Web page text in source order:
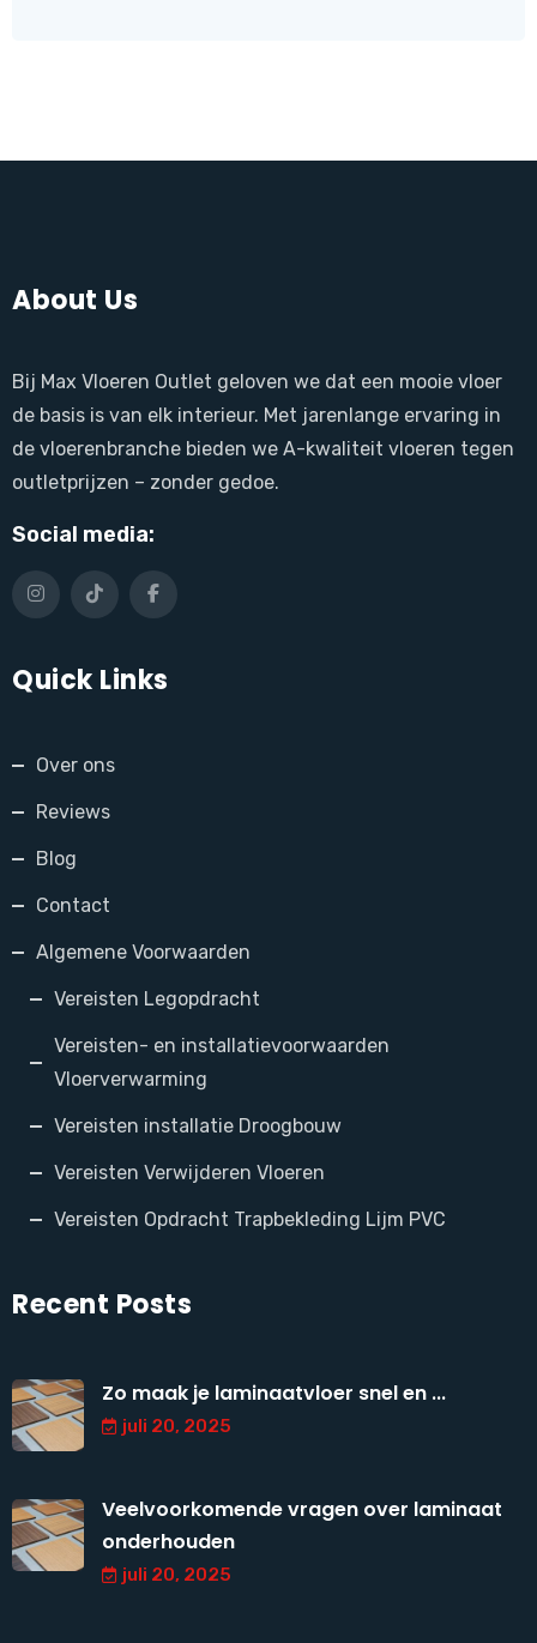
About Us
Bij Max Vloeren Outlet geloven we dat een mooie vloer
de basis is van elk interieur. Met jarenlange ervaring in
de vloerenbranche bieden we A-kwaliteit vloeren tegen
outletprijzen – zonder gedoe.
Social media:
Quick Links
Over ons
Reviews
Blog
Contact
Algemene Voorwaarden
Vereisten Legopdracht
Vereisten- en installatievoorwaarden
Vloerverwarming
Vereisten installatie Droogbouw
Vereisten Verwijderen Vloeren
Vereisten Opdracht Trapbekleding Lijm PVC
Recent Posts
Zo maak je laminaatvloer snel en ...
juli 20, 2025
Veelvoorkomende vragen over laminaat
onderhouden
juli 20, 2025